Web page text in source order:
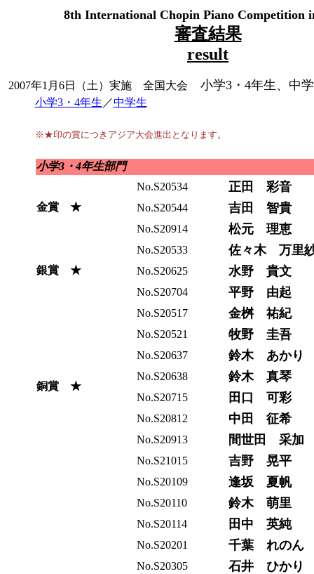
8th International Chopin Piano Competition
審査結果
result
2007年1月6日（土）実施 全国大会 小学3・4年生、中
小学3・4年生 ／中学生
※★印の賞につきアジア大会進出となります。
小学3・4年生部門
金賞 ★
No.S20534 正田 彩音
No.S20544 吉田 智貴
No.S20914 松元 理恵
銀賞 ★
No.S20533 佐々木 万里
No.S20625 水野 貴文
No.S20704 平野 由起
銅賞 ★
No.S20517 金桝 祐紀
No.S20521 牧野 圭吾
No.S20637 鈴木 あかり
No.S20638 鈴木 真琴
No.S20715 田口 可彩
No.S20812 中田 征希
No.S20913 間世田 采加
No.S21015 吉野 晃平
No.S20109 逢坂 夏帆
No.S20110 鈴木 萌里
No.S20114 田中 英純
No.S20201 千葉 れのん
No.S20305 石井 ひかり